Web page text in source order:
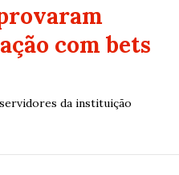
com bets
da instituição